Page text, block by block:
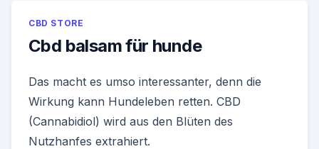
CBD STORE
Cbd balsam für hunde
Das macht es umso interessanter, denn die
Wirkung kann Hundeleben retten. CBD
(Cannabidiol) wird aus den Blüten des
Nutzhanfes extrahiert.